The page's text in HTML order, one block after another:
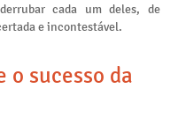
cada um deles, de
e incontestável.
o sucesso da